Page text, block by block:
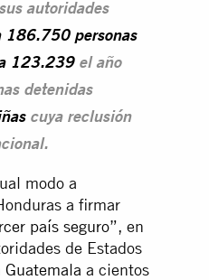
autoridades
186.750 personas
123.239el año
detenidas
cuya reclusión
modo a
a firmar
país seguro”, en
de Estados
Guatemala a cientos